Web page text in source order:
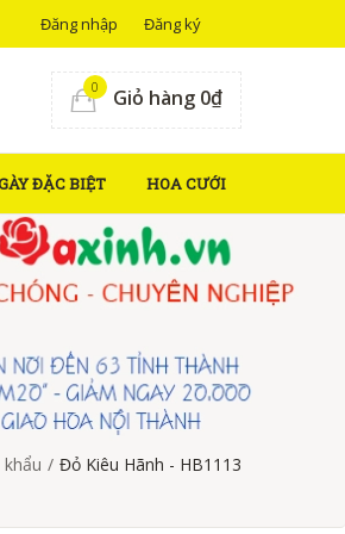
Đăng nhập Đăng ký
0 Giỏ hàng 0₫
ĐẶC BIỆT HOA CƯỚI
/ Đỏ Kiêu Hãnh - HB1113